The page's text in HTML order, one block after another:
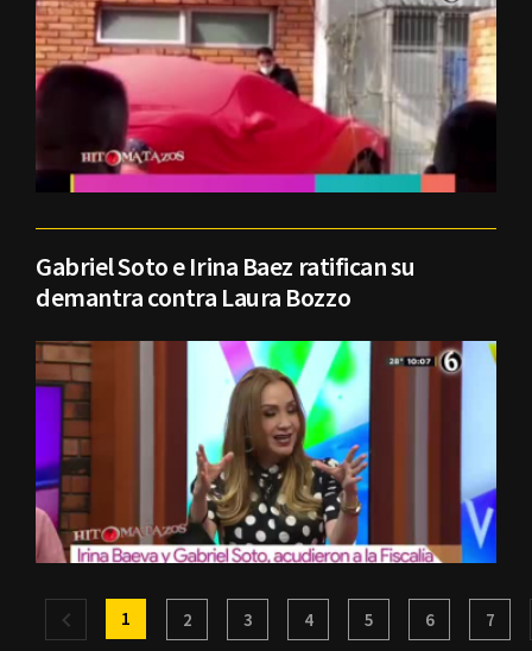
Gabriel Soto e Irina Baez ratifican su
demantra contra Laura Bozzo
1 2 3 4 5 6 7